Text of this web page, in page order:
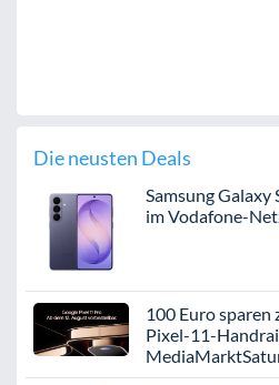
Die neusten Deals
Samsung Galaxy
im Vodafone-
100 Euro sparen
Pixel-11-